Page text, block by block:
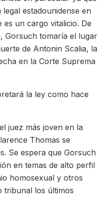
estadounidense en
es un cargo vitalicio. De
Gorsuch tomaría el lugar
de Antonin Scalia, la
en la Corte Suprema
la ley como hace
juez más joven en la
Thomas se
Se espera que Gorsuch
en temas de alto perfil
homosexual y otros
tribunal los últimos